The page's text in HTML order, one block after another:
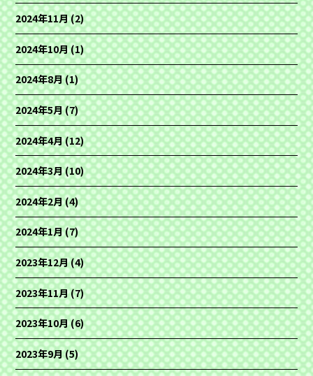
2024年11月(2)
2024年10月(1)
2024年8月(1)
2024年5月(7)
2024年4月(12)
2024年3月(10)
2024年2月(4)
2024年1月(7)
2023年12月(4)
2023年11月(7)
2023年10月(6)
2023年9月(5)